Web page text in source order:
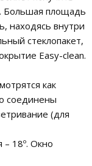
Большая площадь
находясь внутри
стеклопакет,
Easy-clean.
как
соединены
(для
– 18º. Окно